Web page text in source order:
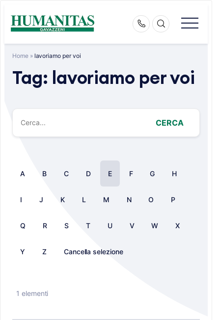
content
Home» lavoriamo per voi
Tag: lavoriamo per voi
CERCA
A B C D E F G H
I J K L M N O P
Q R S T U V W X
Y Z Cancella selezione
1 elementi